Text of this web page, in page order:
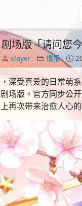
剧场版「请问您
slayer 情报
深受喜爱的日常萌
场版。官方同步公
再次带来治愈人心的